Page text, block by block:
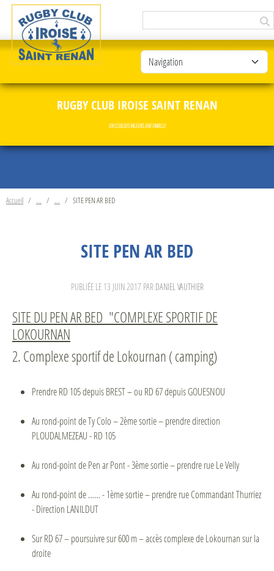
RUGBY CLUB IROISE SAINT RENAN
UN CLUB, DES VALEURS, UNE FAMILLE
Accueil SITE PEN AR BED
SITE PEN AR BED
PUBLIÉE LE 13 JUIN 2017 PAR DANIEL VAUTHIER
SITE DU PEN AR BED "COMPLEXE SPORTIF DE
LOKOURNAN
2. Complexe sportif de Lokournan ( camping)
Prendre RD 105 depuis BREST – ou RD 67 depuis GOUESNOU
Au rond-point de Ty Colo – 2ème sortie – prendre direction
PLOUDALMEZEAU - RD 105
Au rond-point de Pen ar Pont - 3ème sortie – prendre rue Le Velly
Au rond-point de …… - 1ème sortie – prendre rue Commandant Thurriez
- Direction LANILDUT
Sur RD 67 – poursuivre sur 600 m – accès complexe de Lokournan sur la
droite
Panneau de gestion des cookies